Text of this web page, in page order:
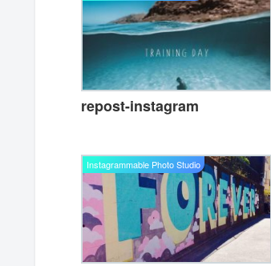
repost-instagram
Instagrammable Photo Studio